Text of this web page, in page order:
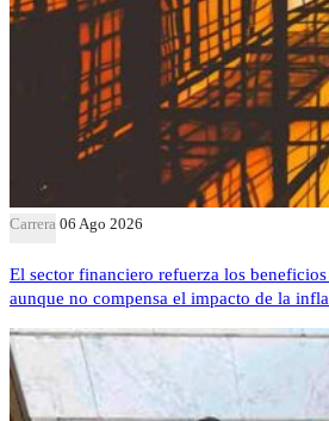
Carrera 06 Ago 2026
El sector financiero refuerza los
aunque no compensa el impacto de la